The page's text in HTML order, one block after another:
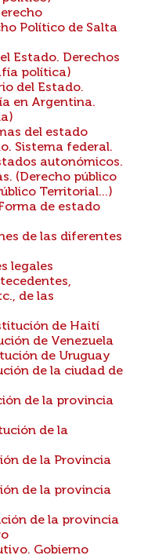
Político de Salta
Estado. Derechos
política)
del Estado.
en Argentina.
del estado
Sistema federal.
autonómicos.
(Derecho público
Territorial...)
de estado
de las diferentes
legales
de las
de Haití
de Venezuela
de Uruguay
de la ciudad de
de la provincia
de la
de la Provincia
de la provincia
de la provincia
Gobierno